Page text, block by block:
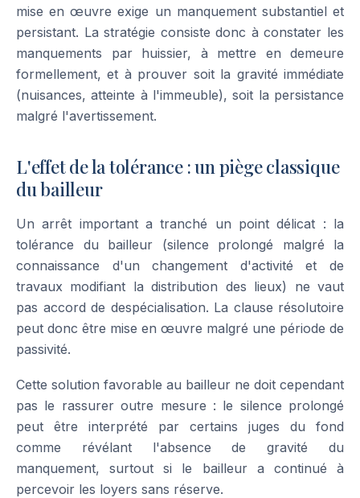
mise en œuvre exige un manquement substantiel et
persistant. La stratégie consiste donc à constater les
manquements par huissier, à mettre en demeure
formellement, et à prouver soit la gravité immédiate
(nuisances, atteinte à l'immeuble), soit la persistance
malgré l'avertissement.
L'effet de la tolérance : un piège classique
du bailleur
Un arrêt important a tranché un point délicat : la
tolérance du bailleur (silence prolongé malgré la
connaissance d'un changement d'activité et de
travaux modifiant la distribution des lieux) ne vaut
pas accord de despécialisation. La clause résolutoire
peut donc être mise en œuvre malgré une période de
passivité.
Cette solution favorable au bailleur ne doit cependant
pas le rassurer outre mesure : le silence prolongé
peut être interprété par certains juges du fond
comme révélant l'absence de gravité du
manquement, surtout si le bailleur a continué à
percevoir les loyers sans réserve.